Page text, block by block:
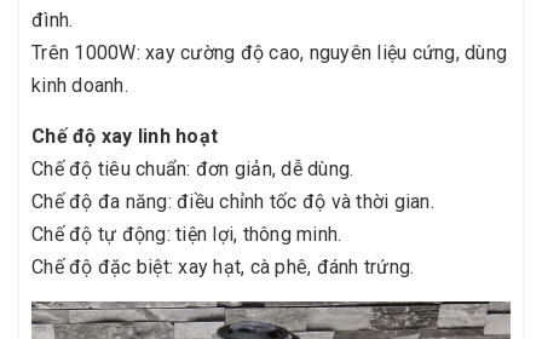
đình.
Trên 1000W: xay cường độ cao, nguyên liệu cứng, dùng
kinh doanh.
Chế độ xay linh hoạt
Chế độ tiêu chuẩn: đơn giản, dễ dùng.
Chế độ đa năng: điều chỉnh tốc độ và thời gian.
Chế độ tự động: tiện lợi, thông minh.
Chế độ đặc biệt: xay hạt, cà phê, đánh trứng.